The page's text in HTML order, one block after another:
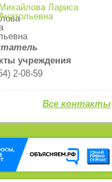
Михайлова Лариса
учреждения
2-08-59
Все контакты